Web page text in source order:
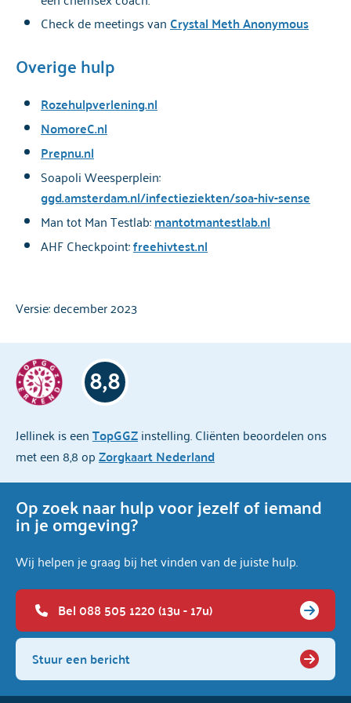
Check de meetings vanCrystal Meth Anonymous
Overige hulp
Rozehulpverlening.nl
NomoreC.nl
Prepnu.nl
Soapoli Weesperplein:
ggd.amsterdam.nl/infectieziekten/soa-hiv-sense
Man tot Man Testlab:mantotmantestlab.nl
AHF Checkpoint:freehivtest.nl
Versie: december 2023
Jellinek is eenTopGGZinstelling. Cliënten beoordelen ons
met een 8,8 opZorgkaart Nederland
8,8
Op zoek naar hulp voor jezelf of iemand
in je omgeving?
Wij helpen je graag bij het vinden van de juiste hulp.
Bel 088 505 1220 (13u - 17u)
Stuur een bericht